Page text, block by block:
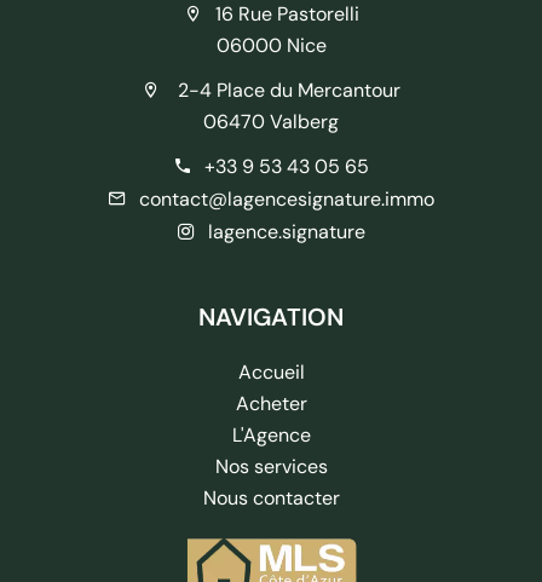
16 Rue Pastorelli
06000 Nice
2-4 Place du Mercantour
06470 Valberg
+33 9 53 43 05 65
contact@lagencesignature.immo
lagence.signature
NAVIGATION
Accueil
Acheter
L'Agence
Nos services
Nous contacter